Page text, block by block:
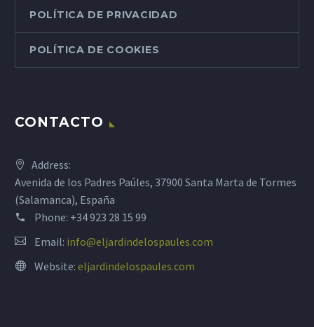
POLÍTICA DE PRIVACIDAD
POLÍTICA DE COOKIES
CONTACTO
Address:
Avenida de los Padres Paúles, 37900 Santa Marta de Tormes
(Salamanca), España
Phone: +34 923 28 15 99
Email: info@eljardindelospaules.com
Website: eljardindelospaules.com